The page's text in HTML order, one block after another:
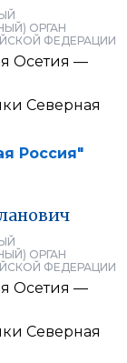
ОРГАН
ФЕДЕРАЦИИ
Осетия —
Северная
Россия"
ОРГАН
ФЕДЕРАЦИИ
Осетия —
Северная